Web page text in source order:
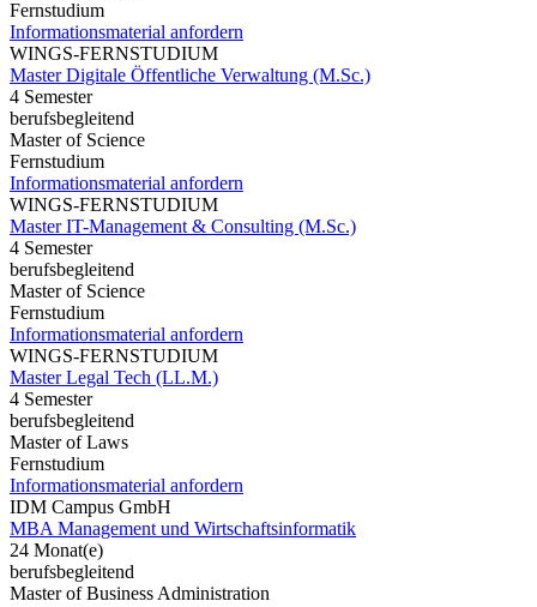
Fernstudium
Informationsmaterial anfordern
WINGS-FERNSTUDIUM
Master Digitale Öffentliche Verwaltung (M.Sc.)
4 Semester
berufsbegleitend
Master of Science
Fernstudium
Informationsmaterial anfordern
WINGS-FERNSTUDIUM
Master IT-Management & Consulting (M.Sc.)
4 Semester
berufsbegleitend
Master of Science
Fernstudium
Informationsmaterial anfordern
WINGS-FERNSTUDIUM
Master Legal Tech (LL.M.)
4 Semester
berufsbegleitend
Master of Laws
Fernstudium
Informationsmaterial anfordern
IDM Campus GmbH
MBA Management und Wirtschaftsinformatik
24 Monat(e)
berufsbegleitend
Master of Business Administration